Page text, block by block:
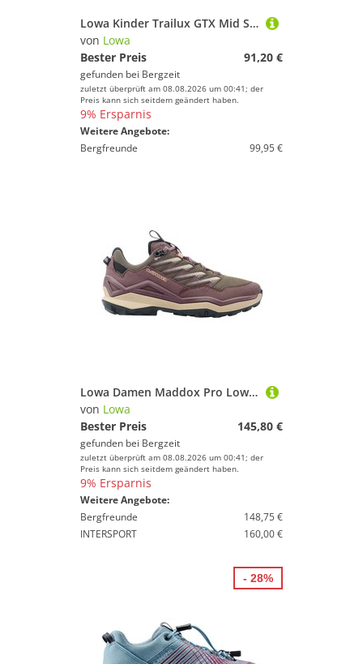
Lowa Kinder Trailux GTX Mid Schuhe
von Lowa
Bester Preis
91,20 €
gefunden bei Bergzeit
zuletzt überprüft am 08.08.2026 um 00:41; der
Preis kann sich seitdem geändert haben.
9% Ersparnis
Weitere Angebote:
Bergfreunde
99,95 €
Lowa Damen Maddox Pro Low Schuhe
von Lowa
Bester Preis
145,80 €
gefunden bei Bergzeit
zuletzt überprüft am 08.08.2026 um 00:41; der
Preis kann sich seitdem geändert haben.
9% Ersparnis
Weitere Angebote:
Bergfreunde
148,75 €
INTERSPORT
160,00 €
- 28%